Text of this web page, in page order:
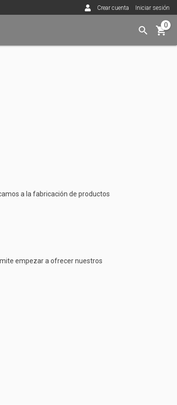
Crear cuenta Iniciar sesión
0
a la fabricación de productos
empezar a ofrecer nuestros